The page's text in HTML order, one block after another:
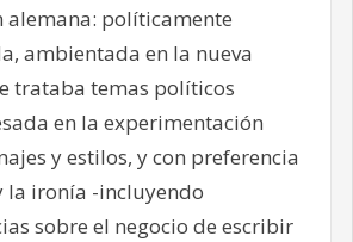
alemana: políticamente
ambientada en la nueva
trataba temas políticos
en la experimentación
y estilos, y con preferencia
la ironía -incluyendo
sobre el negocio de escribir